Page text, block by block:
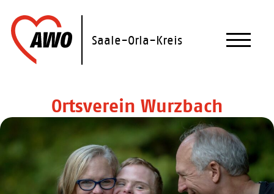
content
Saale-Orla-Kreis
Ortsverein Wurzbach